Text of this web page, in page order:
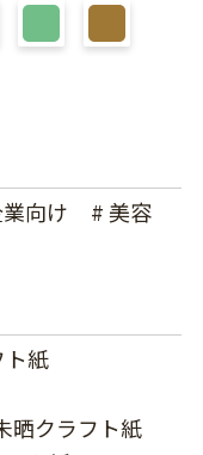
向け
# 美容
ト紙
晒クラフト紙